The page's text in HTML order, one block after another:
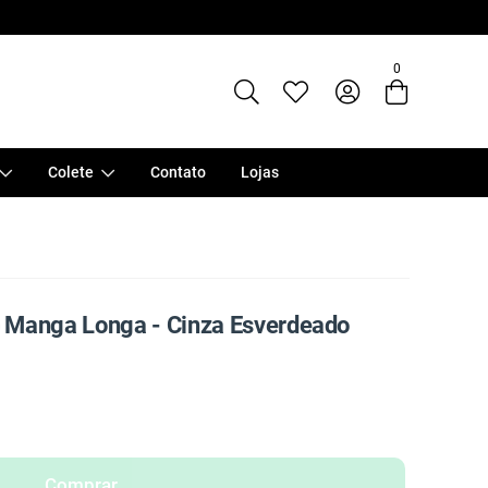
0
Colete Contato Lojas
Longa - Cinza Esverdeado